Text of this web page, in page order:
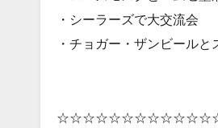
・シーラーズで大交流会
・チョガー・ザンビールと